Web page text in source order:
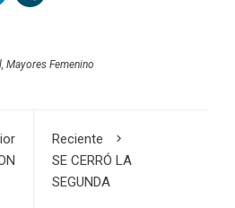
Mayores Femenino
Reciente
SE CERRÓ LA
SEGUNDA